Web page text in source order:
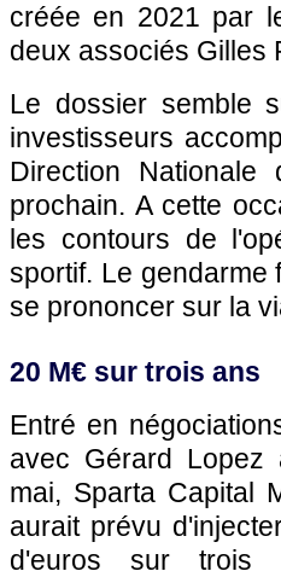
créée en 2021 par
deux associés Gilles
Le dossier semble
investisseurs
Direction
prochain. A cette
les contours de
sportif. Le gendarme
se prononcer sur la
20 M€ sur trois ans
Entré en
avec Gérard Lopez
mai, Sparta Capital
aurait prévu
d'euros sur trois